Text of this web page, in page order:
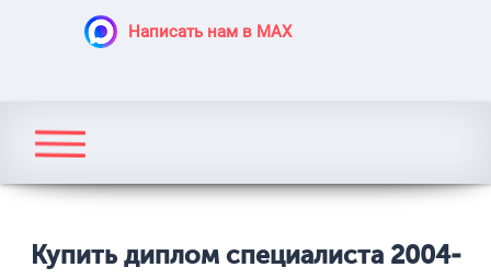
Написать нам в MAX
Купить диплом специалиста 2004-